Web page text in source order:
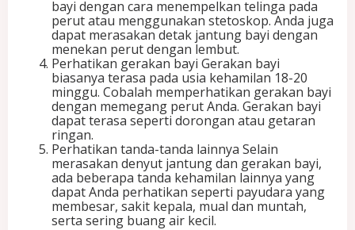
bayi dengan cara menempelkan telinga pada
perut atau menggunakan stetoskop. Anda juga
dapat merasakan detak jantung bayi dengan
menekan perut dengan lembut.
Perhatikan gerakan bayi Gerakan bayi
biasanya terasa pada usia kehamilan 18-20
minggu. Cobalah memperhatikan gerakan bayi
dengan memegang perut Anda. Gerakan bayi
dapat terasa seperti dorongan atau getaran
ringan.
Perhatikan tanda-tanda lainnya Selain
merasakan denyut jantung dan gerakan bayi,
ada beberapa tanda kehamilan lainnya yang
dapat Anda perhatikan seperti payudara yang
membesar, sakit kepala, mual dan muntah,
serta sering buang air kecil.